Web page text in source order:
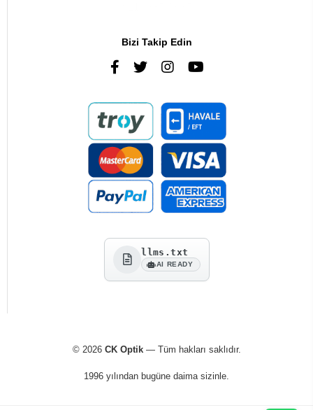
Bizi Takip Edin
llms.txt
AI READY
© 2026 CK Optik— Tüm hakları saklıdır.
1996 yılından bugüne daima sizinle.